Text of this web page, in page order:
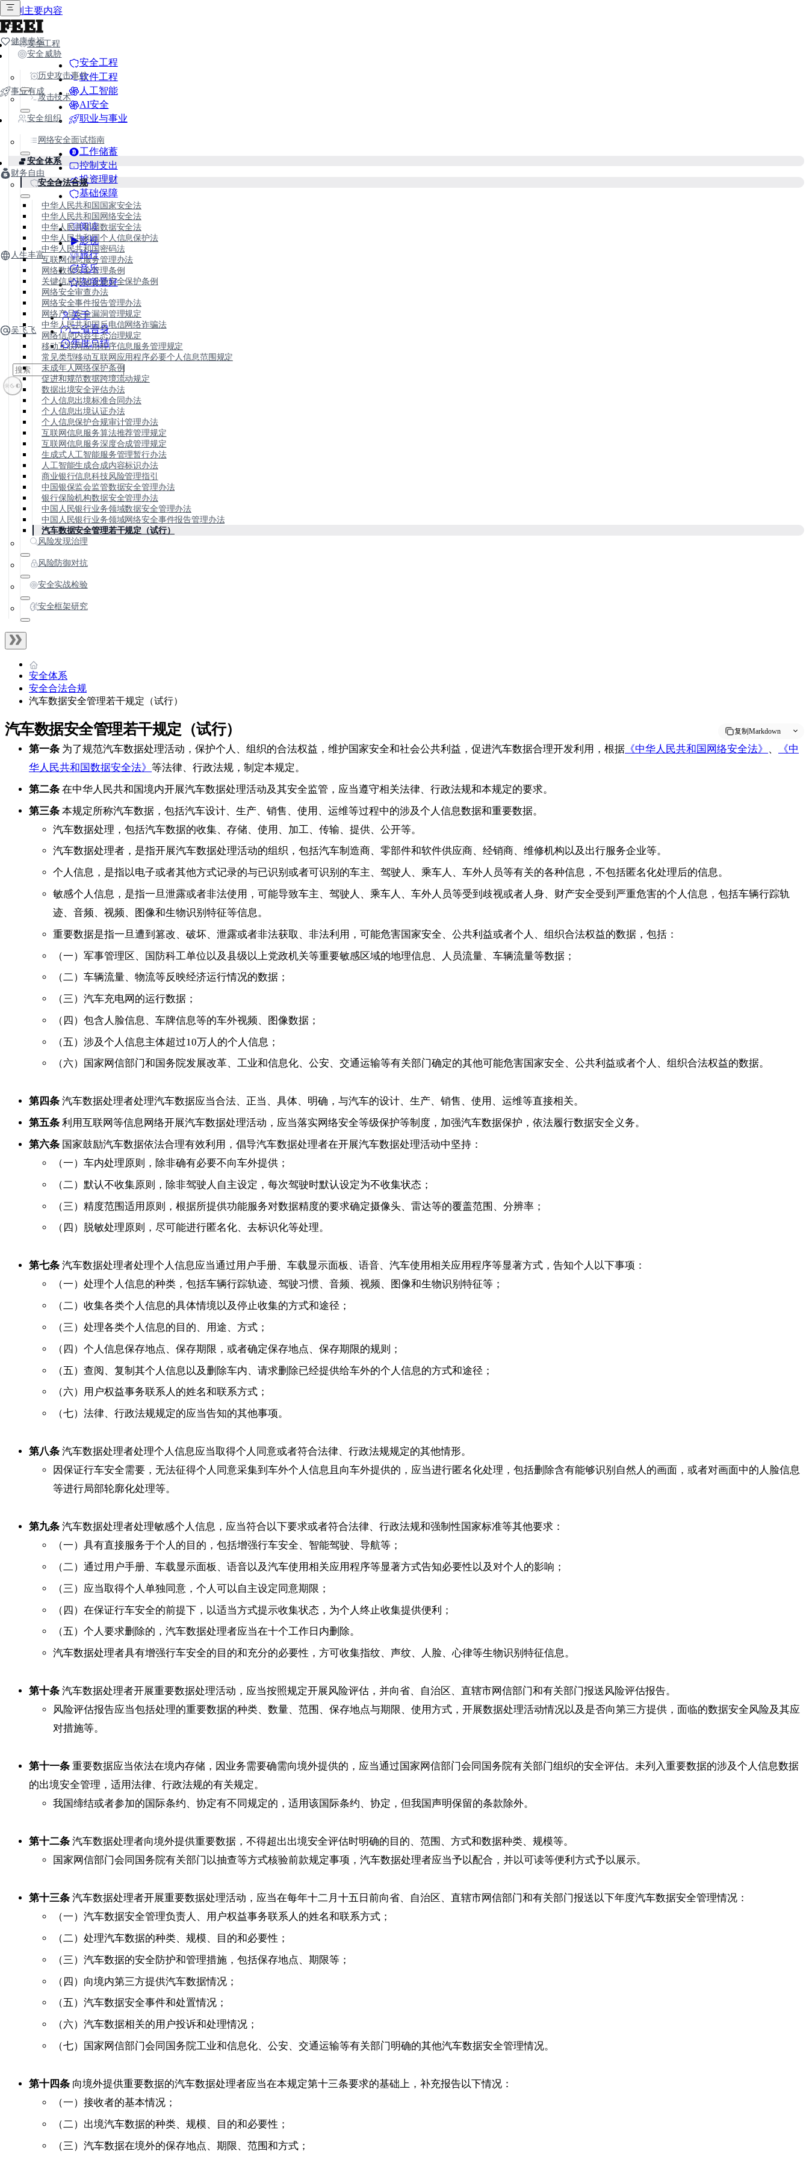
跳到主要内容
FEEI
健康幸福
事业有成
安全工程
软件工程
人工智能
AI安全
职业与事业
财务自由
工作储蓄
控制支出
投资理财
基础保障
人生丰富
阅读
影视
旅行
音乐
杂项爱好
吴飞飞
关于
三省吾身
年度总结
安全工程
安全威胁
历史攻击事件
攻击技术
安全组织
网络安全面试指南
安全体系
安全合法合规
中华人民共和国国家安全法
中华人民共和国网络安全法
中华人民共和国数据安全法
中华人民共和国个人信息保护法
中华人民共和国密码法
互联网信息服务管理办法
网络数据安全管理条例
关键信息基础设施安全保护条例
网络安全审查办法
网络安全事件报告管理办法
网络产品安全漏洞管理规定
中华人民共和国反电信网络诈骗法
网络信息内容生态治理规定
移动互联网应用程序信息服务管理规定
常见类型移动互联网应用程序必要个人信息范围规定
未成年人网络保护条例
促进和规范数据跨境流动规定
数据出境安全评估办法
个人信息出境标准合同办法
个人信息出境认证办法
个人信息保护合规审计管理办法
互联网信息服务算法推荐管理规定
互联网信息服务深度合成管理规定
生成式人工智能服务管理暂行办法
人工智能生成合成内容标识办法
商业银行信息科技风险管理指引
中国银保监会监管数据安全管理办法
银行保险机构数据安全管理办法
中国人民银行业务领域数据安全管理办法
中国人民银行业务领域网络安全事件报告管理办法
汽车数据安全管理若干规定（试行）
风险发现治理
风险防御对抗
安全实战检验
安全框架研究
安全体系
安全合法合规
汽车数据安全管理若干规定（试行）
汽车数据安全管理若干规定（试行） 复制Markdown
第一条 为了规范汽车数据处理活动，保护个人、组织的合法权益，维护国家安全和社会公共利益，促进汽车数据合理开发利用，根据 《中华人民共和国网络安全法》 、
《中
华人民共和国数据安全法》 等法律、行政法规，制定本规定。
第二条 在中华人民共和国境内开展汽车数据处理活动及其安全监管，应当遵守相关法律、行政法规和本规定的要求。
第三条 本规定所称汽车数据，包括汽车设计、生产、销售、使用、运维等过程中的涉及个人信息数据和重要数据。
汽车数据处理，包括汽车数据的收集、存储、使用、加工、传输、提供、公开等。
汽车数据处理者，是指开展汽车数据处理活动的组织，包括汽车制造商、零部件和软件供应商、经销商、维修机构以及出行服务企业等。
个人信息，是指以电子或者其他方式记录的与已识别或者可识别的车主、驾驶人、乘车人、车外人员等有关的各种信息，不包括匿名化处理后的信息。
敏感个人信息，是指一旦泄露或者非法使用，可能导致车主、驾驶人、乘车人、车外人员等受到歧视或者人身、财产安全受到严重危害的个人信息，包括车辆行踪轨
迹、音频、视频、图像和生物识别特征等信息。
重要数据是指一旦遭到篡改、破坏、泄露或者非法获取、非法利用，可能危害国家安全、公共利益或者个人、组织合法权益的数据，包括：
（一）军事管理区、国防科工单位以及县级以上党政机关等重要敏感区域的地理信息、人员流量、车辆流量等数据；
（二）车辆流量、物流等反映经济运行情况的数据；
（三）汽车充电网的运行数据；
（四）包含人脸信息、车牌信息等的车外视频、图像数据；
（五）涉及个人信息主体超过10万人的个人信息；
（六）国家网信部门和国务院发展改革、工业和信息化、公安、交通运输等有关部门确定的其他可能危害国家安全、公共利益或者个人、组织合法权益的数据。
第四条 汽车数据处理者处理汽车数据应当合法、正当、具体、明确，与汽车的设计、生产、销售、使用、运维等直接相关。
第五条 利用互联网等信息网络开展汽车数据处理活动，应当落实网络安全等级保护等制度，加强汽车数据保护，依法履行数据安全义务。
第六条 国家鼓励汽车数据依法合理有效利用，倡导汽车数据处理者在开展汽车数据处理活动中坚持：
（一）车内处理原则，除非确有必要不向车外提供；
（二）默认不收集原则，除非驾驶人自主设定，每次驾驶时默认设定为不收集状态；
（三）精度范围适用原则，根据所提供功能服务对数据精度的要求确定摄像头、雷达等的覆盖范围、分辨率；
（四）脱敏处理原则，尽可能进行匿名化、去标识化等处理。
第七条 汽车数据处理者处理个人信息应当通过用户手册、车载显示面板、语音、汽车使用相关应用程序等显著方式，告知个人以下事项：
（一）处理个人信息的种类，包括车辆行踪轨迹、驾驶习惯、音频、视频、图像和生物识别特征等；
（二）收集各类个人信息的具体情境以及停止收集的方式和途径；
（三）处理各类个人信息的目的、用途、方式；
（四）个人信息保存地点、保存期限，或者确定保存地点、保存期限的规则；
（五）查阅、复制其个人信息以及删除车内、请求删除已经提供给车外的个人信息的方式和途径；
（六）用户权益事务联系人的姓名和联系方式；
（七）法律、行政法规规定的应当告知的其他事项。
第八条 汽车数据处理者处理个人信息应当取得个人同意或者符合法律、行政法规规定的其他情形。
因保证行车安全需要，无法征得个人同意采集到车外个人信息且向车外提供的，应当进行匿名化处理，包括删除含有能够识别自然人的画面，或者对画面中的人脸信息
等进行局部轮廓化处理等。
第九条 汽车数据处理者处理敏感个人信息，应当符合以下要求或者符合法律、行政法规和强制性国家标准等其他要求：
（一）具有直接服务于个人的目的，包括增强行车安全、智能驾驶、导航等；
（二）通过用户手册、车载显示面板、语音以及汽车使用相关应用程序等显著方式告知必要性以及对个人的影响；
（三）应当取得个人单独同意，个人可以自主设定同意期限；
（四）在保证行车安全的前提下，以适当方式提示收集状态，为个人终止收集提供便利；
（五）个人要求删除的，汽车数据处理者应当在十个工作日内删除。
汽车数据处理者具有增强行车安全的目的和充分的必要性，方可收集指纹、声纹、人脸、心律等生物识别特征信息。
第十条 汽车数据处理者开展重要数据处理活动，应当按照规定开展风险评估，并向省、自治区、直辖市网信部门和有关部门报送风险评估报告。
风险评估报告应当包括处理的重要数据的种类、数量、范围、保存地点与期限、使用方式，开展数据处理活动情况以及是否向第三方提供，面临的数据安全风险及其应
对措施等。
第十一条 重要数据应当依法在境内存储，因业务需要确需向境外提供的，应当通过国家网信部门会同国务院有关部门组织的安全评估。未列入重要数据的涉及个人信息数据
的出境安全管理，适用法律、行政法规的有关规定。
我国缔结或者参加的国际条约、协定有不同规定的，适用该国际条约、协定，但我国声明保留的条款除外。
第十二条 汽车数据处理者向境外提供重要数据，不得超出出境安全评估时明确的目的、范围、方式和数据种类、规模等。
国家网信部门会同国务院有关部门以抽查等方式核验前款规定事项，汽车数据处理者应当予以配合，并以可读等便利方式予以展示。
第十三条 汽车数据处理者开展重要数据处理活动，应当在每年十二月十五日前向省、自治区、直辖市网信部门和有关部门报送以下年度汽车数据安全管理情况：
（一）汽车数据安全管理负责人、用户权益事务联系人的姓名和联系方式；
（二）处理汽车数据的种类、规模、目的和必要性；
（三）汽车数据的安全防护和管理措施，包括保存地点、期限等；
（四）向境内第三方提供汽车数据情况；
（五）汽车数据安全事件和处置情况；
（六）汽车数据相关的用户投诉和处理情况；
（七）国家网信部门会同国务院工业和信息化、公安、交通运输等有关部门明确的其他汽车数据安全管理情况。
第十四条 向境外提供重要数据的汽车数据处理者应当在本规定第十三条要求的基础上，补充报告以下情况：
（一）接收者的基本情况；
（二）出境汽车数据的种类、规模、目的和必要性；
（三）汽车数据在境外的保存地点、期限、范围和方式；